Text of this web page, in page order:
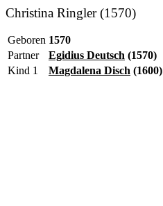
Christina Ringler (1570)
Geboren 1570
Partner
Egidius Deutsch (1570)
Kind 1
Magdalena Disch (1600)